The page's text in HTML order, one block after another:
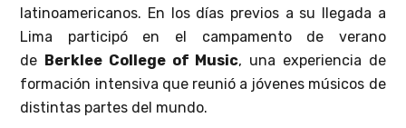
latinoamericanos. En los días previos a su llegada a
Lima participó en el campamento de verano
de Berklee College of Music, una experiencia de
formación intensiva que reunió a jóvenes músicos de
distintas partes del mundo.